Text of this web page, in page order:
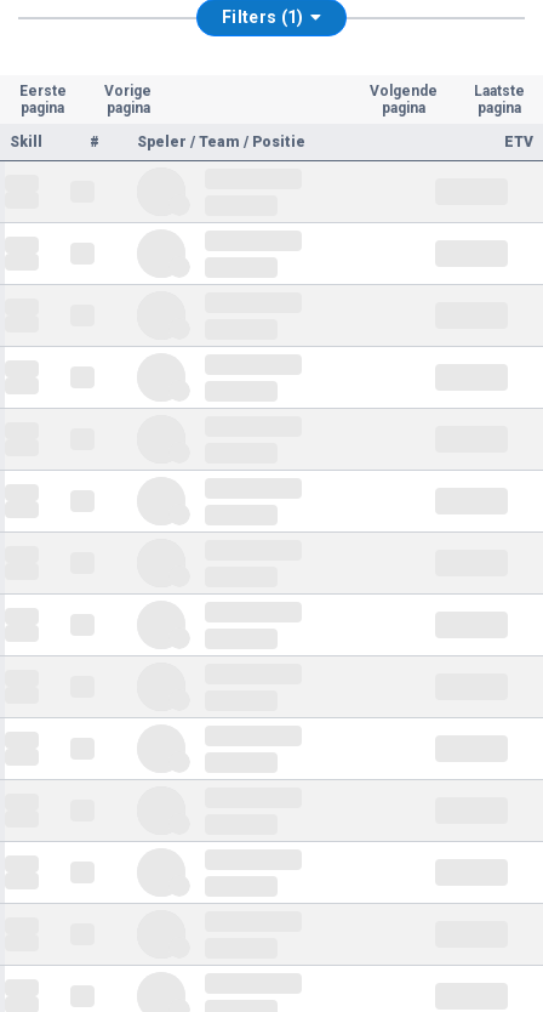
Filters (1)
Eerste
pagina
Vorige
pagina
Volgende
pagina
Laatste
pagina
Skill
# Speler / Team / Positie ETV